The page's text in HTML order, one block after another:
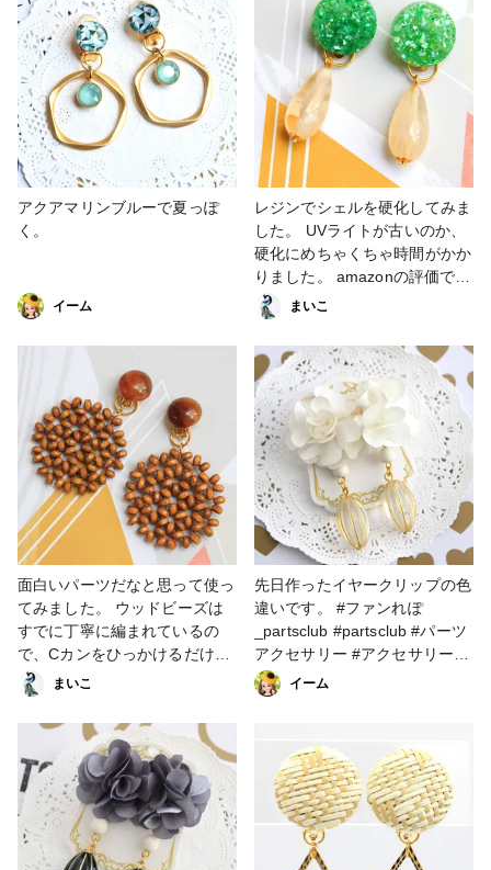
アクアマリンブルーで夏っぽ
く。
イーム
レジンでシェルを硬化してみま
した。 UVライトが古いのか、
硬化にめちゃくちゃ時間がかか
りました。 amazonの評価でも
「いつまでもべたつきが残る」
とか「効果に時間がかかる」等
のご意見有…。古いからでしょ
うか？ 買ったものはすぐに使
わないとだめなのかも？？
まいこ
面白いパーツだなと思って使っ
てみました。 ウッドビーズは
すでに丁寧に編まれているの
で、Cカンをひっかけるだけの
イヤークリップです。 でもイ
ヤークリップって痛くなるの
で、シリコンのイヤークリップ
カバーも欲しいところです…。
まいこ
先日作ったイヤークリップの色
違いです。 #ファンれぽ
_partsclub #partsclub #パーツ
アクセサリー #アクセサリー部
#イヤリング #ビーズ＆パーツ
#イヤークリップ
イーム